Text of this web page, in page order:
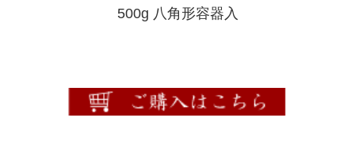
500g 八角形容器入